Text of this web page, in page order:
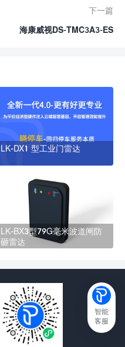
下一篇
海康威视DS-TMC3A3-ES
LK-DX1 型工业门雷达
LK-BX3型79G毫米波道闸防
砸雷达
智能
客服